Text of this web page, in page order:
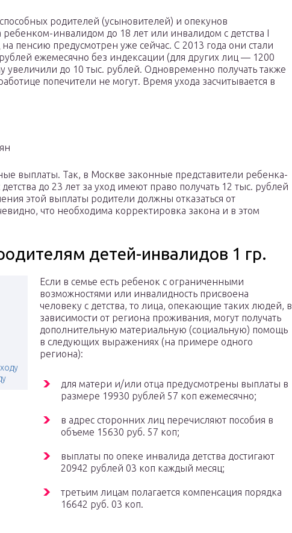
родителей (усыновителей) и опекунов
ребенком-инвалидом до 18 лет или инвалидом с детства I
пенсию предусмотрен уже сейчас. С 2013 года они стали
рублей ежемесячно без индексации (для других лиц — 1200
увеличили до 10 тыс. рублей. Одновременно получать также
попечители не могут. Время ухода засчитывается в
выплаты. Так, в Москве законные представители ребенка-
до 23 лет за уход имеют право получать 12 тыс. рублей
этой выплаты родители должны отказаться от
что необходима корректировка закона и в этом
детей-инвалидов 1 гр.
Если в семье есть ребенок с ограниченными
возможностями или инвалидность присвоена
человеку с детства, то лица, опекающие таких людей, в
зависимости от региона проживания, могут получать
дополнительную материальную (социальную) помощь
в следующих выражениях (на примере одного
региона):
для матери и/или отца предусмотрены выплаты в
размере 19930 рублей 57 коп ежемесячно;
в адрес сторонних лиц перечисляют пособия в
объеме 15630 руб. 57 коп;
выплаты по опеке инвалида детства достигают
20942 рублей 03 коп каждый месяц;
третьим лицам полагается компенсация порядка
16642 руб. 03 коп.